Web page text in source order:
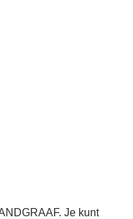
Je kunt